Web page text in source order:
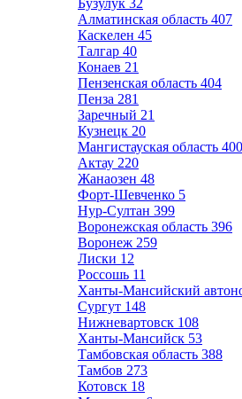
Бузулук 32
Алматинская область 407
Каскелен 45
Талгар 40
Конаев 21
Пензенская область 404
Пенза 281
Заречный 21
Кузнецк 20
Мангистауская область 400
Актау 220
Жанаозен 48
Форт-Шевченко 5
Нур-Султан 399
Воронежская область 396
Воронеж 259
Лиски 12
Россошь 11
Ханты-Мансийский
Сургут 148
Нижневартовск 108
Ханты-Мансийск 53
Тамбовская область 388
Тамбов 273
Котовск 18